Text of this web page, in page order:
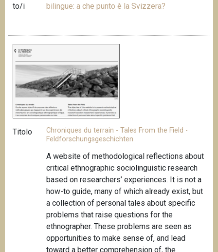
to/i
bilingue: a che punto è la Svizzera?
Titolo
Chroniques du terrain - Tales From the Field -
Feldforschungsgeschichten
A website of methodological reflections about
critical ethnographic sociolinguistic research
based on researchers’ experiences. It is not a
how-to guide, many of which already exist, but
a collection of personal tales about specific
problems that raise questions for the
ethnographer. These problems are seen as
opportunities to make sense of, and lead
toward a better comprehension of, the